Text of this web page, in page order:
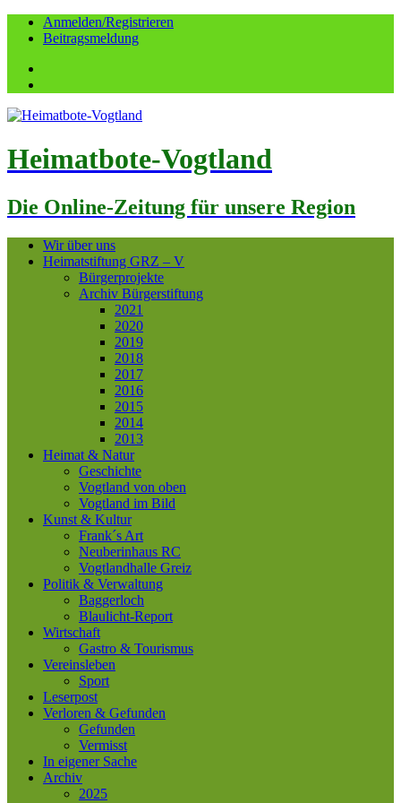
Anmelden/Registrieren
Beitragsmeldung
Heimatbote-Vogtland
Die Online-Zeitung für unsere Region
Wir über uns
Heimatstiftung GRZ – V
Bürgerprojekte
Archiv Bürgerstiftung
2021
2020
2019
2018
2017
2016
2015
2014
2013
Heimat & Natur
Geschichte
Vogtland von oben
Vogtland im Bild
Kunst & Kultur
Frank´s Art
Neuberinhaus RC
Vogtlandhalle Greiz
Politik & Verwaltung
Baggerloch
Blaulicht-Report
Wirtschaft
Gastro & Tourismus
Vereinsleben
Sport
Leserpost
Verloren & Gefunden
Gefunden
Vermisst
In eigener Sache
Archiv
2025